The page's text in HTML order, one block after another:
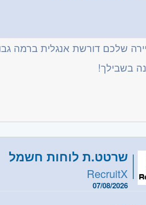
נהיגה
בתיקון ותחזוקת אוטוקלבים – יתרון
JB-5034
מרכז - רמת גן וגבעתיים
- ירושלים, יהודה ושומרון, בית שמש
- ראשון לציון ונס- ציונה, רמלה
שלכם דורשת אנגלית ברמה
בשבילך!
שרטט.ת לוחות חשמל
RecruitX
07/08/2026